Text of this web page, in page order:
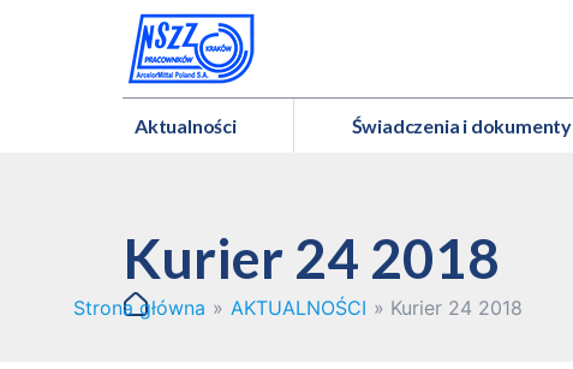
Aktualności Świadczenia i dokumenty
Kurier 24 2018
Strona główna » AKTUALNOŚCI » Kurier 24 2018